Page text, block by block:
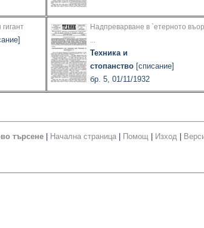
Надпреварване в `етерното въор
...
Техника и
стопанство [списание]
бр. 5, 01/11/1932
търсене Начална страница Помощ Изход